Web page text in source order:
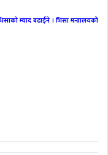
म्याद बढाईने । भिसा मन्त्रालयको